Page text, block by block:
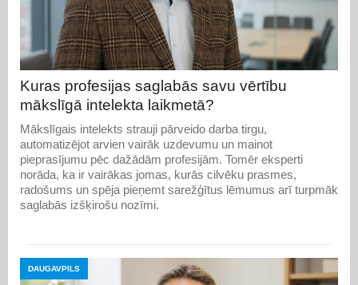
Kuras profesijas saglabās savu vērtību
mākslīgā intelekta laikmetā?
Mākslīgais intelekts strauji pārveido darba tirgu,
automatizējot arvien vairāk uzdevumu un mainot
pieprasījumu pēc dažādām profesijām. Tomēr eksperti
norāda, ka ir vairākas jomas, kurās cilvēku prasmes,
radošums un spēja pieņemt sarežģītus lēmumus arī turpmāk
saglabās izšķirošu nozīmi.
DAUGAVPILS